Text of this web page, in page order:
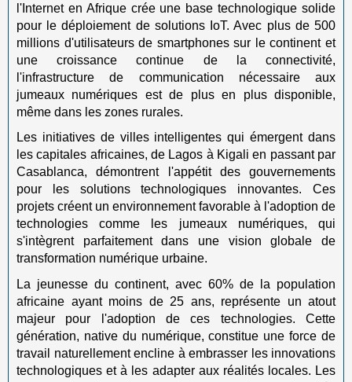
l'Internet en Afrique crée une base technologique solide
pour le déploiement de solutions IoT. Avec plus de 500
millions d'utilisateurs de smartphones sur le continent et
une croissance continue de la connectivité,
l'infrastructure de communication nécessaire aux
jumeaux numériques est de plus en plus disponible,
même dans les zones rurales.
Les initiatives de villes intelligentes qui émergent dans
les capitales africaines, de Lagos à Kigali en passant par
Casablanca, démontrent l'appétit des gouvernements
pour les solutions technologiques innovantes. Ces
projets créent un environnement favorable à l'adoption de
technologies comme les jumeaux numériques, qui
s'intègrent parfaitement dans une vision globale de
transformation numérique urbaine.
La jeunesse du continent, avec 60% de la population
africaine ayant moins de 25 ans, représente un atout
majeur pour l'adoption de ces technologies. Cette
génération, native du numérique, constitue une force de
travail naturellement encline à embrasser les innovations
technologiques et à les adapter aux réalités locales. Les